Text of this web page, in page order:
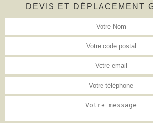
DEVIS ET DÉPLACEMENT